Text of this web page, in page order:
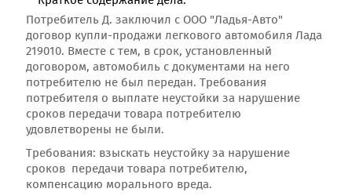
Потребитель Д. заключил с ООО "Ладья-Авто"
договор купли-продажи легкового автомобиля Лада
219010. Вместе с тем, в срок, установленный
договором, автомобиль с документами на него
потребителю не был передан. Требования
потребителя о выплате неустойки за нарушение
сроков передачи товара потребителю
удовлетворены не были.
Требования: взыскать неустойку за нарушение
сроков передачи товара потребителю,
компенсацию морального вреда.